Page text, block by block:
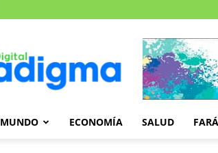
Paradigma
MUNDO ECONOMÍA SALUD